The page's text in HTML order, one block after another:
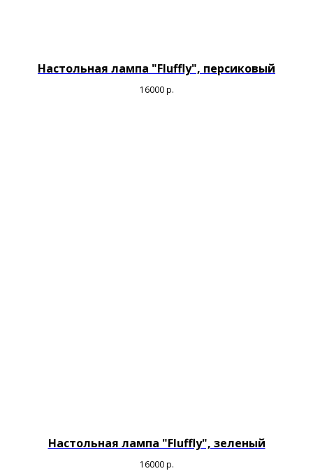
Настольная лампа "Fluffly", персиковый
16000 р.
Настольная лампа "Fluffly", зеленый
16000 р.